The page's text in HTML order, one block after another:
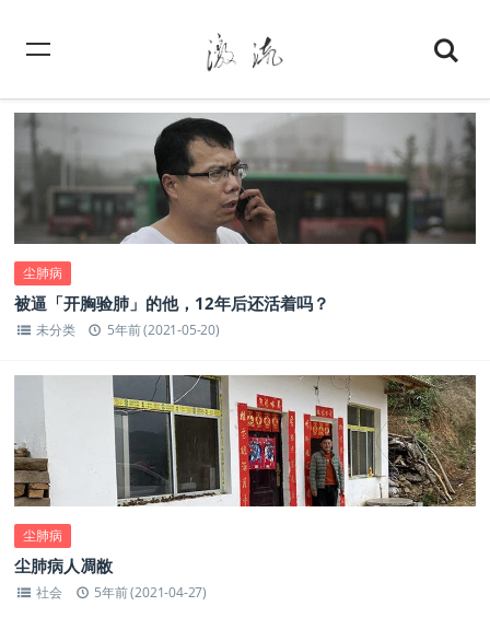
尘肺病
被逼「开胸验肺」的他，12年后还活着吗？
未分类 5年前 (2021-05-20)
尘肺病
尘肺病人凋敝
社会 5年前 (2021-04-27)